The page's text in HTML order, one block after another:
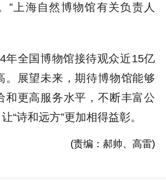
”上海自然博物馆有关负责人
年全国博物馆接待观众近15亿
。展望未来，期待博物馆能够
和更高服务水平，不断丰富公
“诗和远方”更加相得益彰。
(责编：郝帅、高雷)